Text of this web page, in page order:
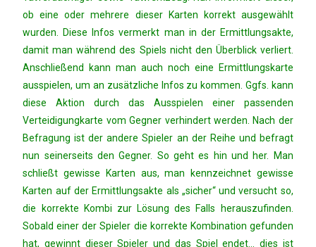
ob eine oder mehrere dieser Karten korrekt ausgewählt
wurden. Diese Infos vermerkt man in der Ermittlungsakte,
damit man während des Spiels nicht den Überblick verliert.
Anschließend kann man auch noch eine Ermittlungskarte
ausspielen, um an zusätzliche Infos zu kommen. Ggfs. kann
diese Aktion durch das Ausspielen einer passenden
Verteidigungkarte vom Gegner verhindert werden. Nach der
Befragung ist der andere Spieler an der Reihe und befragt
nun seinerseits den Gegner. So geht es hin und her. Man
schließt gewisse Karten aus, man kennzeichnet gewisse
Karten auf der Ermittlungsakte als „sicher“ und versucht so,
die korrekte Kombi zur Lösung des Falls herauszufinden.
Sobald einer der Spieler die korrekte Kombination gefunden
hat, gewinnt dieser Spieler und das Spiel endet… dies ist